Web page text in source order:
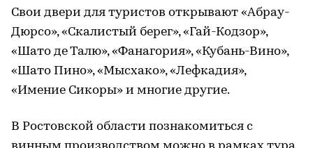
Свои двери для туристов открывают «Абрау-
Дюрсо», «Скалистый берег», «Гай-Кодзор»,
«Шато де Талю», «Фанагория», «Кубань-Вино»,
«Шато Пино», «Мысхако», «Лефкадия»,
«Имение Сикоры» и многие другие.
В Ростовской области познакомиться с